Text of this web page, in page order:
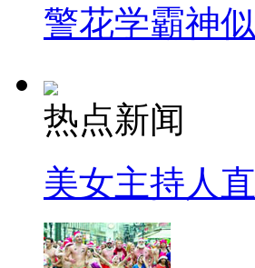
警花学霸神
热点新闻
美女主持人